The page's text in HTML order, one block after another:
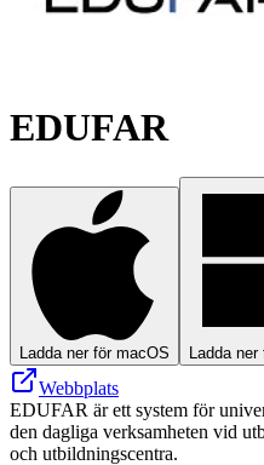
EDUFAR
Ladda ner för macOS Ladda
Webbplats
EDUFAR är ett system för
den dagliga verksamheten vid
och utbildningscentra.